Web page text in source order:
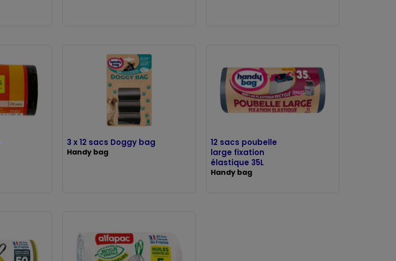
3 x 12 sacs Doggy bag
Handy bag
12 sacs poubelle
large fixation
élastique 35L
Handy bag